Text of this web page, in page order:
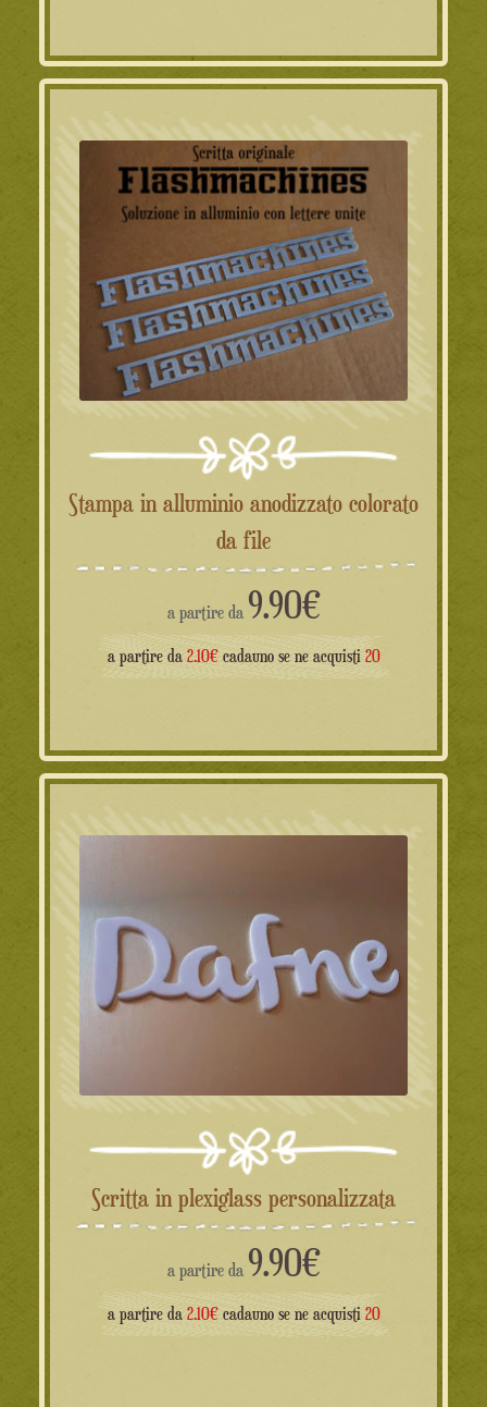
Stampa in alluminio anodizzato colorato
da file
a partire da 9.90€
a partire da 2.10€cadauno se ne acquisti 20
Scritta in plexiglass personalizzata
a partire da 9.90€
a partire da 2.10€cadauno se ne acquisti 20